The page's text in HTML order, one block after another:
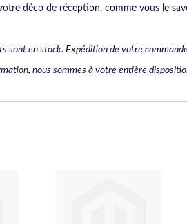
déco de réception, comme vous le
sont en stock. Expédition de votre
nous sommes à votre entière